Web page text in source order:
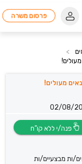
פרסום משרה
>
מעולים!
02/08/